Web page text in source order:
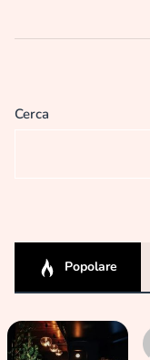
Cerca
Popolare